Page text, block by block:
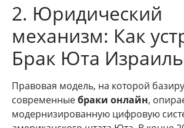
2. Юридический
механизм: Как
Брак Юта Израиль
Правовая модель, на которой
современныебраки онлайн,
модернизированную цифровую